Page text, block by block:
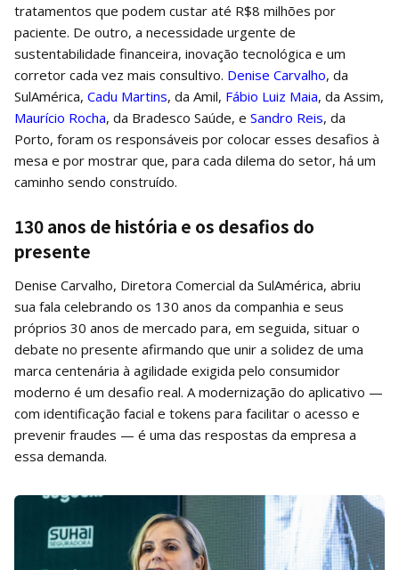
tratamentos que podem custar até R$8 milhões por
paciente. De outro, a necessidade urgente de
sustentabilidade financeira, inovação tecnológica e um
corretor cada vez mais consultivo. Denise Carvalho, da
SulAmérica, Cadu Martins, da Amil, Fábio Luiz Maia, da Assim,
Maurício Rocha, da Bradesco Saúde, e Sandro Reis, da
Porto, foram os responsáveis por colocar esses desafios à
mesa e por mostrar que, para cada dilema do setor, há um
caminho sendo construído.
130 anos de história e os desafios do
presente
Denise Carvalho, Diretora Comercial da SulAmérica, abriu
sua fala celebrando os 130 anos da companhia e seus
próprios 30 anos de mercado para, em seguida, situar o
debate no presente afirmando que unir a solidez de uma
marca centenária à agilidade exigida pelo consumidor
moderno é um desafio real. A modernização do aplicativo —
com identificação facial e tokens para facilitar o acesso e
prevenir fraudes — é uma das respostas da empresa a
essa demanda.